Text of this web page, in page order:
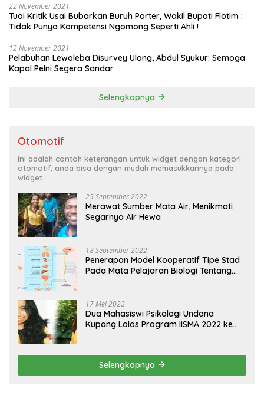
22 November 2021
Tuai Kritik Usai Bubarkan Buruh Porter, Wakil Bupati Flotim :
Tidak Punya Kompetensi Ngomong Seperti Ahli !
12 November 2021
Pelabuhan Lewoleba Disurvey Ulang, Abdul Syukur: Semoga
Kapal Pelni Segera Sandar
Selengkapnya
Otomotif
Ini adalah contoh keterangan untuk widget dengan kategori
otomotif, anda bisa dengan mudah memasukkannya pada
widget.
25 September 2022
Merawat Sumber Mata Air, Menikmati
Segarnya Air Hewa
18 September 2022
Penerapan Model Kooperatif Tipe Stad
Pada Mata Pelajaran Biologi Tentang
17 Mei 2022
Dua Mahasiswi Psikologi Undana
Kupang Lolos Program IISMA 2022 ke
Selengkapnya